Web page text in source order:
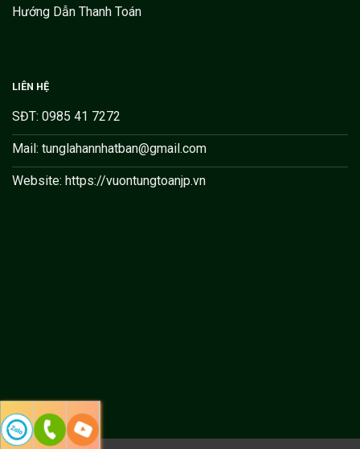
Hướng Dẫn Thanh Toán
LIÊN HỆ
SĐT: 0985 41 7272
Mail: tunglahannhatban@gmail.com
Website: https://vuontungtoanjp.vn